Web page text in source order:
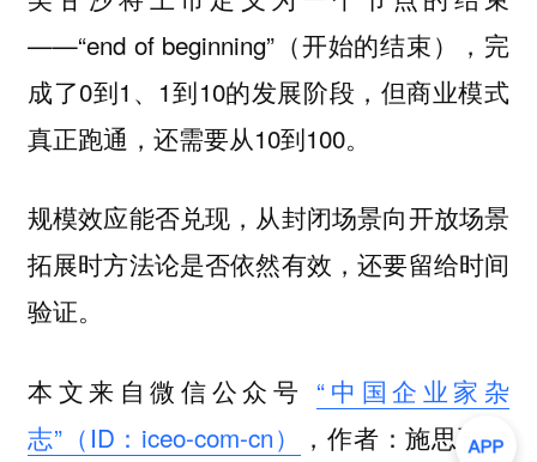
——“end of beginning”（开始的结束），完
成了0到1、1到10的发展阶段，但商业模式
真正跑通，还需要从10到100。
规模效应能否兑现，从封闭场景向开放场景
拓展时方法论是否依然有效，还要留给时间
验证。
本文来自微信公众号 “中国企业家杂
志”（ID：iceo-com-cn）
，作者：施思羽，